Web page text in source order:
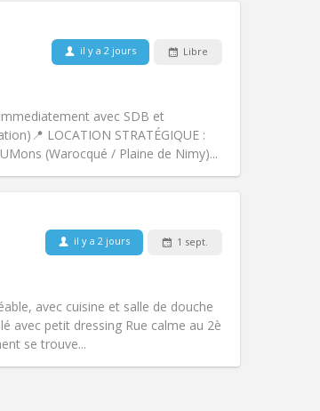
il y a 2 jours Libre
avec SDB et
​📍 LOCATION STRATÉGIQUE :
(Warocqué / Plaine de Nimy)...
Studieuse,
Non-fumeur
de compagnie:Non
il y a 2 jours 1 sept.
avec cuisine et salle de douche
avec petit dressing Rue calme au 2è
se trouve...
Studieuse, calme
de compagnie:Non